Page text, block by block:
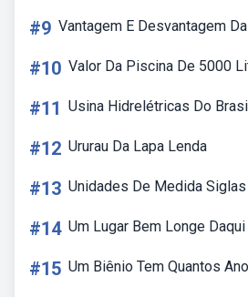
#9 Vantagem E Desvantagem
#10 Valor Da Piscina De 5000
#11 Usina Hidrelétricas Do
#12 Ururau Da Lapa Lenda
#13 Unidades De Medida Siglas
#14 Um Lugar Bem Longe
#15 Um Biênio Tem Quantos